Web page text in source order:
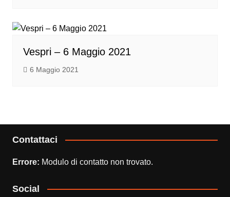
Vespri – 6 Maggio 2021
6 Maggio 2021
Contattaci
Errore: Modulo di contatto non trovato.
Social